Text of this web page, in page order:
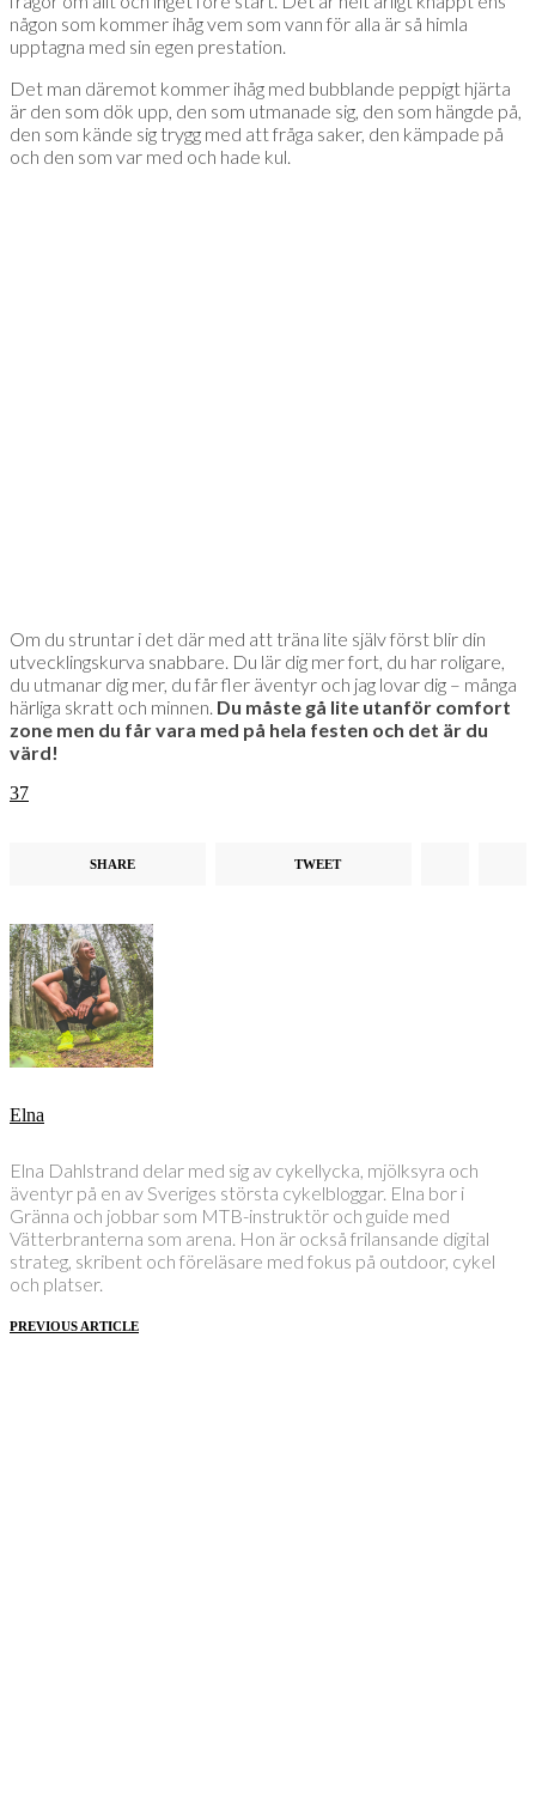
någon som kommer ihåg vem som vann för alla är så himla
upptagna med sin egen prestation.
Det man däremot kommer ihåg med bubblande peppigt hjärta
är den som dök upp, den som utmanade sig, den som hängde på,
den som kände sig trygg med att fråga saker, den kämpade på
och den som var med och hade kul.
Om du struntar i det där med att träna lite själv först blir din
utvecklingskurva snabbare. Du lär dig mer fort, du har roligare,
du utmanar dig mer, du får fler äventyr och jag lovar dig – många
härliga skratt och minnen. Du måste gå lite utanför comfort
zone men du får vara med på hela festen och det är du
värd!
37
SHARE TWEET
Elna
Elna Dahlstrand delar med sig av cykellycka, mjölksyra och
äventyr på en av Sveriges största cykelbloggar. Elna bor i
Gränna och jobbar som MTB-instruktör och guide med
Vätterbranterna som arena. Hon är också frilansande digital
strateg, skribent och föreläsare med fokus på outdoor, cykel
och platser.
PREVIOUS ARTICLE